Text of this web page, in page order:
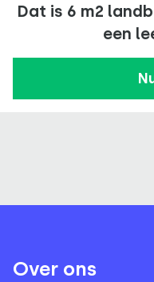
Dat is 6 m2
een
Over ons